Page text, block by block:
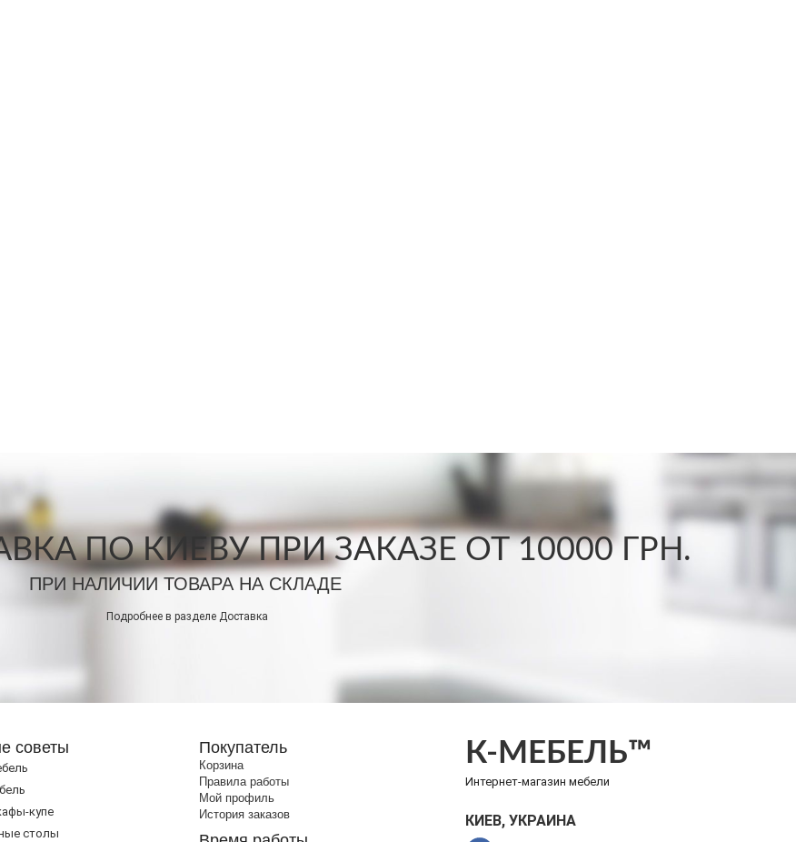
ПО КИЕВУ ПРИ ЗАКАЗЕ ОТ 10000 ГРН.
ПРИ НАЛИЧИИ ТОВАРА НА СКЛАДЕ
Подробнее в разделе Доставка
советы
купе
столы
Покупатель
Корзина
Правила работы
Мой профиль
История заказов
К-МЕБЕЛЬ™
Интернет-магазин мебели
КИЕВ, УКРАИНА